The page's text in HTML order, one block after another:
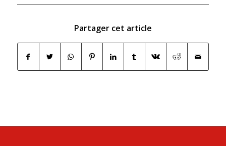
Partager cet article